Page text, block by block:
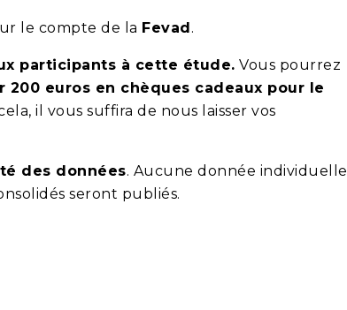
le compte de la Fevad .
participants à cette étude. Vous pourrez
200 euros en chèques cadeaux pour le
il vous suffira de nous laisser vos
des données. Aucune donnée individuelle
seront publiés.